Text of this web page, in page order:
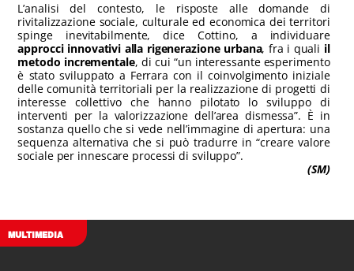
L’analisi del contesto, le risposte alle domande di
rivitalizzazione sociale, culturale ed economica dei territori
spinge inevitabilmente, dice Cottino, a individuare
approcci innovativi alla rigenerazione urbana, fra i quali il
metodo incrementale, di cui “un interessante esperimento
è stato sviluppato a Ferrara con il coinvolgimento iniziale
delle comunità territoriali per la realizzazione di progetti di
interesse collettivo che hanno pilotato lo sviluppo di
interventi per la valorizzazione dell’area dismessa”. È in
sostanza quello che si vede nell’immagine di apertura: una
sequenza alternativa che si può tradurre in “creare valore
sociale per innescare processi di sviluppo”.
(SM)
MULTIMEDIA